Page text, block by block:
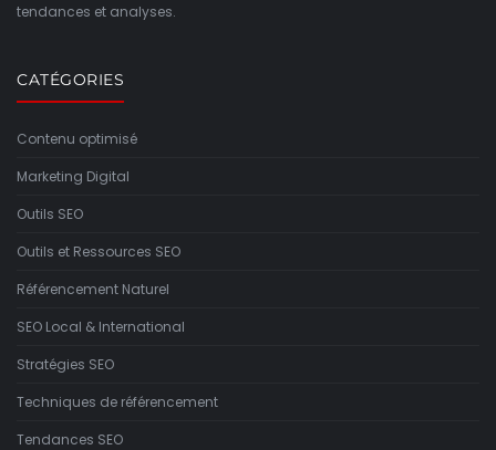
tendances et analyses.
CATÉGORIES
Contenu optimisé
Marketing Digital
Outils SEO
Outils et Ressources SEO
Référencement Naturel
SEO Local & International
Stratégies SEO
Techniques de référencement
Tendances SEO